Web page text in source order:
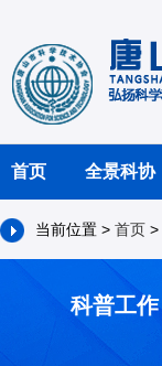
首页 全景科协
当前位置 > 首页 >
科普工作